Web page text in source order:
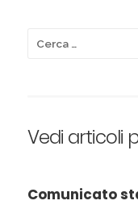
Vedi articoli
Comunicato